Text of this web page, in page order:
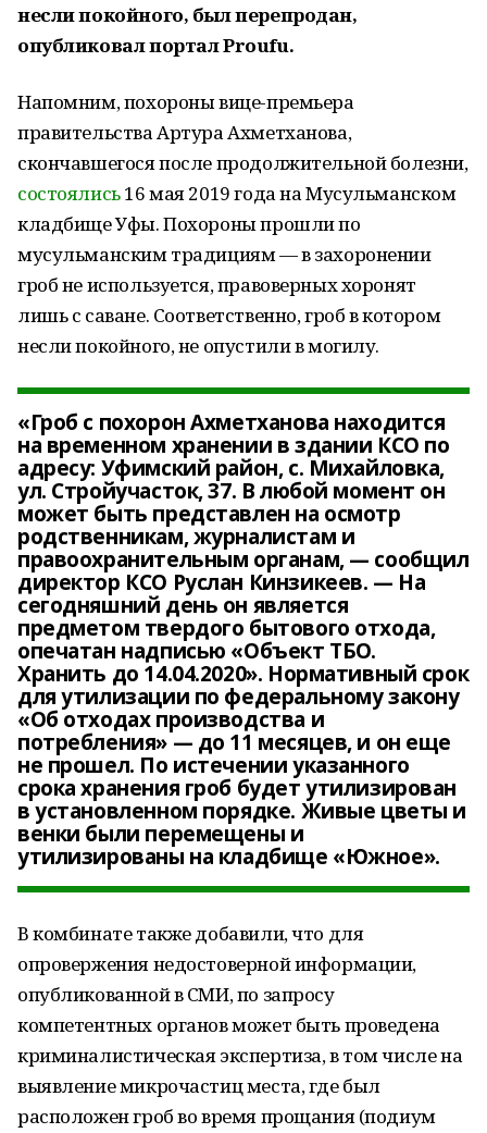
несли покойного, был перепродан,
опубликовал портал Proufu.
Напомним, похороны вице-премьера
правительства Артура Ахметханова,
скончавшегося после продолжительной болезни,
состоялись16 мая 2019 года на Мусульманском
кладбище Уфы. Похороны прошли по
мусульманским традициям — в захоронении
гроб не используется, правоверных хоронят
лишь с саване. Соответственно, гроб в котором
несли покойного, не опустили в могилу.
«Гроб с похорон Ахметханова находится
на временном хранении в здании КСО по
адресу: Уфимский район, с. Михайловка,
ул. Стройучасток, 37. В любой момент он
может быть представлен на осмотр
родственникам, журналистам и
правоохранительным органам, — сообщил
директор КСО Руслан Кинзикеев. — На
сегодняшний день он является
предметом твердого бытового отхода,
опечатан надписью «Объект ТБО.
Хранить до 14.04.2020». Нормативный срок
для утилизации по федеральному закону
«Об отходах производства и
потребления» — до 11 месяцев, и он еще
не прошел. По истечении указанного
срока хранения гроб будет утилизирован
в установленном порядке. Живые цветы и
венки были перемещены и
утилизированы на кладбище «Южное».
В комбинате также добавили, что для
опровержения недостоверной информации,
опубликованной в СМИ, по запросу
компетентных органов может быть проведена
криминалистическая экспертиза, в том числе на
выявление микрочастиц места, где был
расположен гроб во время прощания (подиум